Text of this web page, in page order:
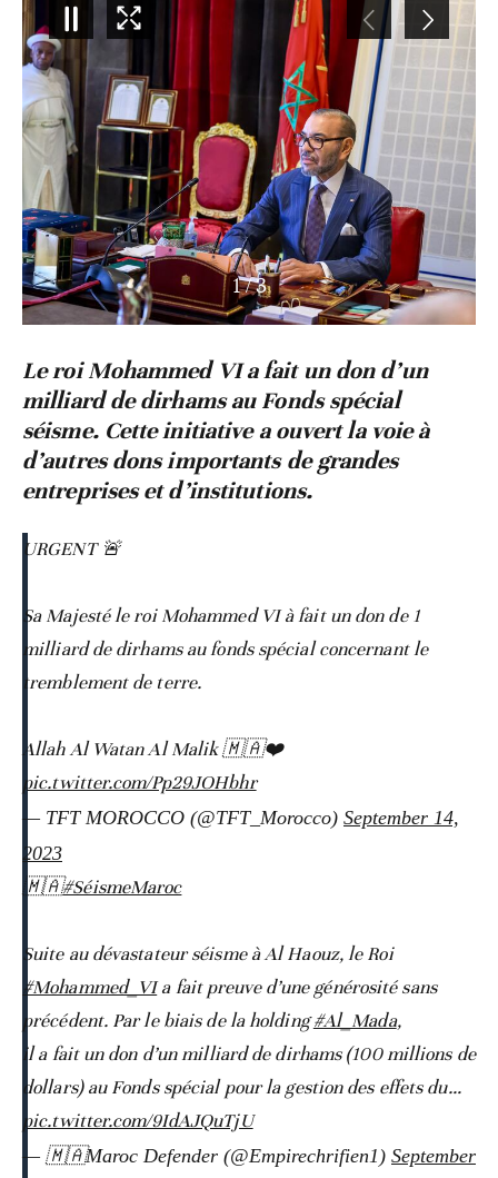
2/3
Le roi Mohammed VI a fait un don d’un
milliard de dirhams au Fonds spécial
séisme. Cette initiative a ouvert la voie à
d’autres dons importants de grandes
entreprises et d’institutions.
URGENT 🚨
Sa Majesté le roi Mohammed VI à fait un don de 1
milliard de dirhams au fonds spécial concernant le
tremblement de terre.
Allah Al Watan Al Malik 🇲🇦❤️
pic.twitter.com/Pp29JOHbhr
— TFT MOROCCO (@TFT_Morocco) September 14,
2023
🇲🇦#SéismeMaroc
Suite au dévastateur séisme à Al Haouz, le Roi
#Mohammed_VIa fait preuve d’une générosité sans
précédent. Par le biais de la holding#Al_Mada,
il a fait un don d’un milliard de dirhams (100 millions de
dollars) au Fonds spécial pour la gestion des effets du…
pic.twitter.com/9IdAJQuTjU
— 🇲🇦Maroc Defender (@Empirechrifien1) September